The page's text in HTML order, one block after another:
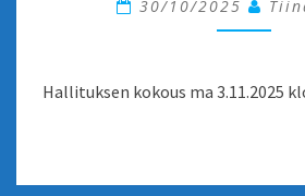
30/10/2025
Hallituksen kokous ma 3.11.2025